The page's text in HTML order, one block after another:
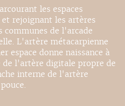
les espaces
rejoignant les artères
communes de l'arcade
L'artère métacarpienne
espace donne naissance à
de l'artère digitale propre de
interne de l'artère